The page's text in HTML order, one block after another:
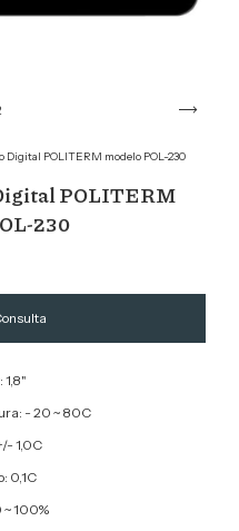
POLITERM modelo POL-230
POLITERM
230
1,8"
- 20 ~ 80C
1,0C
0,1C
~ 100%